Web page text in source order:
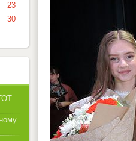
23
30